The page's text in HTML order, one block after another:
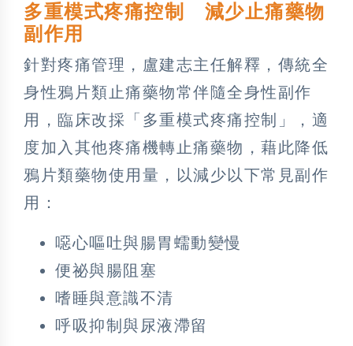
多重模式疼痛控制 減少止痛藥物
副作用
針對疼痛管理，盧建志主任解釋，傳統全
身性鴉片類止痛藥物常伴隨全身性副作
用，臨床改採「多重模式疼痛控制」，適
度加入其他疼痛機轉止痛藥物，藉此降低
鴉片類藥物使用量，以減少以下常見副作
用：
噁心嘔吐與腸胃蠕動變慢
便祕與腸阻塞
嗜睡與意識不清
呼吸抑制與尿液滯留